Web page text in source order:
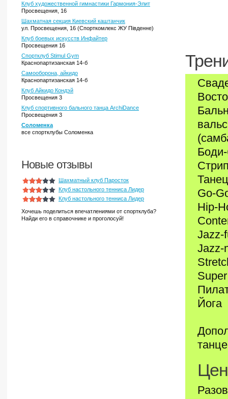
Клуб художественной гимнастики Гармония-Элит
Просвещения, 16
Шахматная секция Киевский каштанчик
ул. Просвещения, 16 (Спорткомлекс ЖУ Південне)
Клуб боевых искусств Инфайтер
Просвещения 16
Спортклуб Stimul Gym
Краснопартизанская 14-б
Самооборона, айкидо
Краснопартизанская 14-б
Клуб Айкидо Кондэй
Просвещения 3
Клуб спортивного бального танца ArchiDance
Просвещения 3
Соломенка
все спортклубы Соломенка
Новые отзывы
Шахматный клуб Паросток
Клуб настольного тенниса Лидер
Клуб настольного тенниса Лидер
Хочешь поделиться впечатлениями от спортклуба?
Найди его в справочнике и проголосуй!
Go-
Hip-
Jazz-
Jazz-
Йога